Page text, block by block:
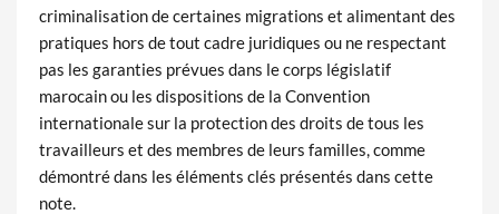
criminalisation de certaines migrations et alimentant des
pratiques hors de tout cadre juridiques ou ne respectant
pas les garanties prévues dans le corps législatif
marocain ou les dispositions de la Convention
internationale sur la protection des droits de tous les
travailleurs et des membres de leurs familles, comme
démontré dans les éléments clés présentés dans cette
note.